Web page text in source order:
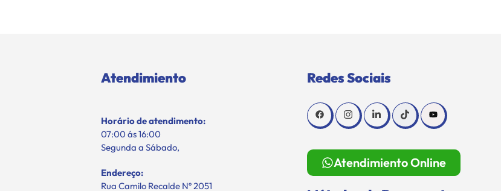
Atendimiento
Horário de atendimento:
07:00 ás 16:00
Segunda a Sábado,
Endereço:
Rua Camilo Recalde Nº 2051
Redes Sociais
Atendimiento Online